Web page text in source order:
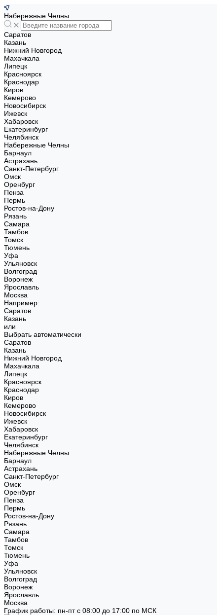
Набережные Челны
Саратов
Казань
Нижний Новгород
Махачкала
Липецк
Красноярск
Краснодар
Киров
Кемерово
Новосибирск
Ижевск
Хабаровск
Екатеринбург
Челябинск
Набережные Челны
Барнаул
Астрахань
Санкт-Петербург
Омск
Оренбург
Пенза
Пермь
Ростов-на-Дону
Рязань
Самара
Тамбов
Томск
Тюмень
Уфа
Ульяновск
Волгоград
Воронеж
Ярославль
Москва
Например:
Саратов
Казань
или
Выбрать автоматически
Саратов
Казань
Нижний Новгород
Махачкала
Липецк
Красноярск
Краснодар
Киров
Кемерово
Новосибирск
Ижевск
Хабаровск
Екатеринбург
Челябинск
Набережные Челны
Барнаул
Астрахань
Санкт-Петербург
Омск
Оренбург
Пенза
Пермь
Ростов-на-Дону
Рязань
Самара
Тамбов
Томск
Тюмень
Уфа
Ульяновск
Волгоград
Воронеж
Ярославль
Москва
График работы: пн-пт с 08:00 до 17:00 по МСК